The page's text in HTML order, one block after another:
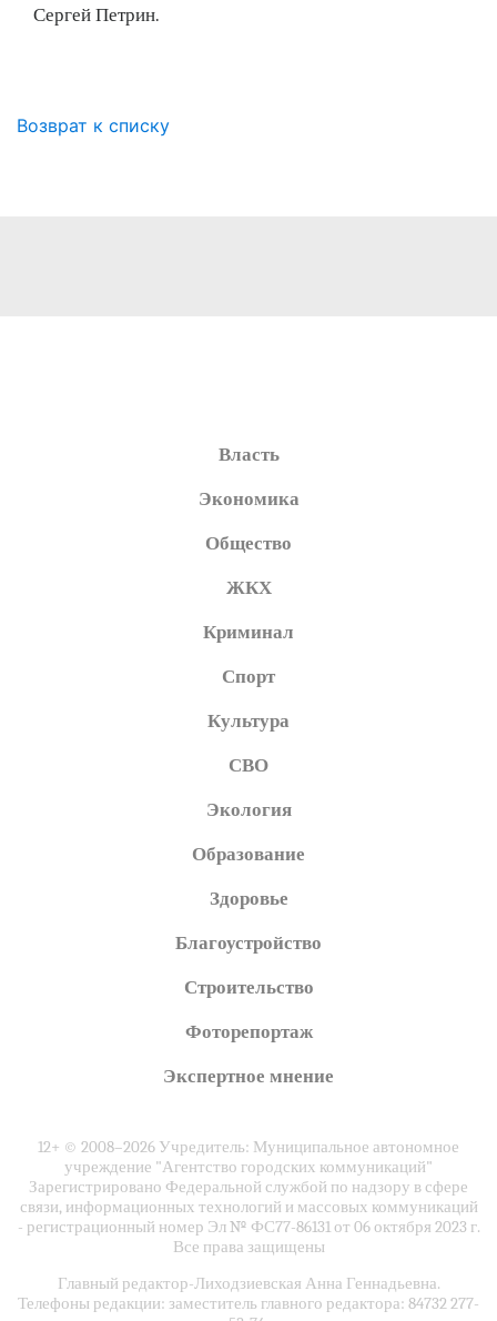
Сергей Петрин.
Возврат к списку
Власть
Экономика
Общество
ЖКХ
Криминал
Спорт
Культура
СВО
Экология
Образование
Здоровье
Благоустройство
Строительство
Фоторепортаж
Экспертное мнение
12+ © 2008–2026 Учредитель: Муниципальное автономное
учреждение "Агентство городских коммуникаций"
Зарегистрировано Федеральной службой по надзору в сфере
связи, информационных технологий и массовых коммуникаций
- регистрационный номер Эл № ФС77-86131 от 06 октября 2023 г.
Все права защищены
Главный редактор-Лиходзиевская Анна Геннадьевна.
Телефоны редакции: заместитель главного редактора: 84732 277-